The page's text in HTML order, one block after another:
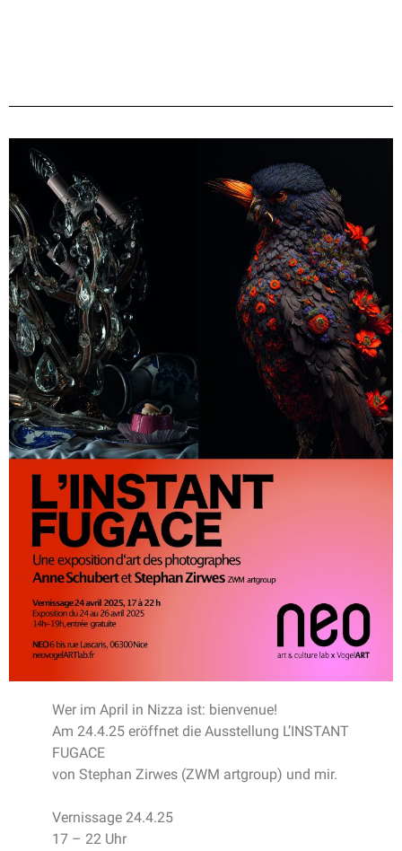
Wer im April in Nizza ist: bienvenue!
Am 24.4.25 eröffnet die Ausstellung L’INSTANT
FUGACE
von Stephan Zirwes (ZWM artgroup) und mir.
Vernissage 24.4.25
17 – 22 Uhr